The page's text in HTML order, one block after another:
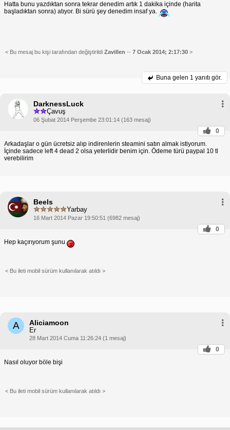
Hatta bunu yazdıktan sonra tekrar denedim artık 1 dakika içinde (harita
başladıktan sonra) atıyor. Bi sürü şey denedim insaf ya.
< Bu mesaj bu kişi tarafından değiştirildi Zavillen -- 7 Ocak 2014; 2:17:30 >
Buna gelen 1 yanıtı gör.
DarknessLuck
Çavuş
06 Şubat 2014 Perşembe 23:01:14 (163 mesaj)
0
Arkadaşlar o gün ücretsiz alıp indirenlerin steamini satın almak istiyorum.
İçinde sadece left 4 dead 2 olsa yeterlidir benim için. Ödeme türü paypal 10 tl
verebilirim
Beels
Yarbay
16 Mart 2014 Pazar 19:50:51 (6982 mesaj)
0
Hep kaçırıyorum şunu
< Bu ileti mobil sürüm kullanılarak atıldı >
A Aliciamoon
Er
28 Mart 2014 Cuma 11:26:24 (1 mesaj)
0
Nasıl oluyor böle bişi
< Bu ileti mobil sürüm kullanılarak atıldı >